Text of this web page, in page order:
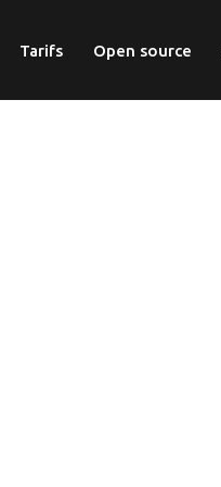
Tarifs Open source